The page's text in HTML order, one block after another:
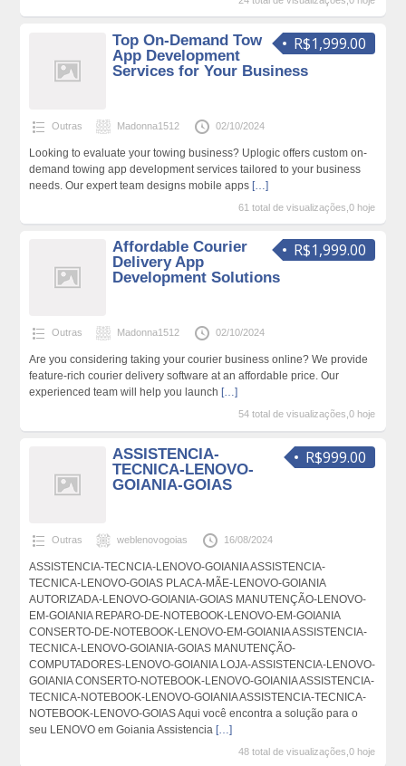
R$1,999.00
Top On-Demand Tow
App Development
Services for Your Business
Outras Madonna1512 02/10/2024
Looking to evaluate your towing business? Uplogic offers custom on-
demand towing app development services tailored to your business
needs. Our expert team designs mobile apps […]
61 total de visualizações,0 hoje
R$1,999.00
Affordable Courier
Delivery App
Development Solutions
Outras Madonna1512 02/10/2024
Are you considering taking your courier business online? We provide
feature-rich courier delivery software at an affordable price. Our
experienced team will help you launch […]
54 total de visualizações,0 hoje
R$999.00
ASSISTENCIA-
TECNICA-LENOVO-
GOIANIA-GOIAS
Outras weblenovogoias 16/08/2024
ASSISTENCIA-TECNCIA-LENOVO-GOIANIA ASSISTENCIA-
TECNICA-LENOVO-GOIAS PLACA-MÃE-LENOVO-GOIANIA
AUTORIZADA-LENOVO-GOIANIA-GOIAS MANUTENÇÃO-LENOVO-
EM-GOIANIA REPARO-DE-NOTEBOOK-LENOVO-EM-GOIANIA
CONSERTO-DE-NOTEBOOK-LENOVO-EM-GOIANIA ASSISTENCIA-
TECNICA-LENOVO-GOIANIA-GOIAS MANUTENÇÃO-
COMPUTADORES-LENOVO-GOIANIA LOJA-ASSISTENCIA-LENOVO-
GOIANIA CONSERTO-NOTEBOOK-LENOVO-GOIANIA ASSISTENCIA-
TECNICA-NOTEBOOK-LENOVO-GOIANIA ASSISTENCIA-TECNICA-
NOTEBOOK-LENOVO-GOIAS Aqui você encontra a solução para o
seu LENOVO em Goiania Assistencia […]
48 total de visualizações,0 hoje